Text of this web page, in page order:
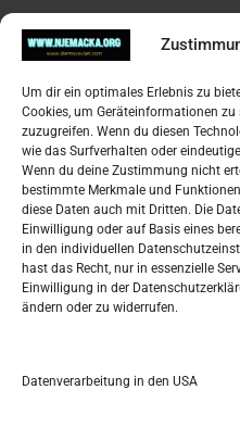
Um dir ein optimales Erlebnis zu
Cookies, um Geräteinformationen
zuzugreifen. Wenn du diesen
wie das Surfverhalten oder
Wenn du deine Zustimmung nicht
bestimmte Merkmale und
diese Daten auch mit Dritten. Die
Einwilligung oder auf Basis eines
in den individuellen
hast das Recht, nur in essenzielle
Einwilligung in der
ändern oder zu widerrufen.
Datenverarbeitung in den USA
Pregled
Datenschutzerklärung
Widerufsbelehrung
Oglašavanje / Postavite svoj
Tko je “Idemo u
Pretražite stranicu:
S